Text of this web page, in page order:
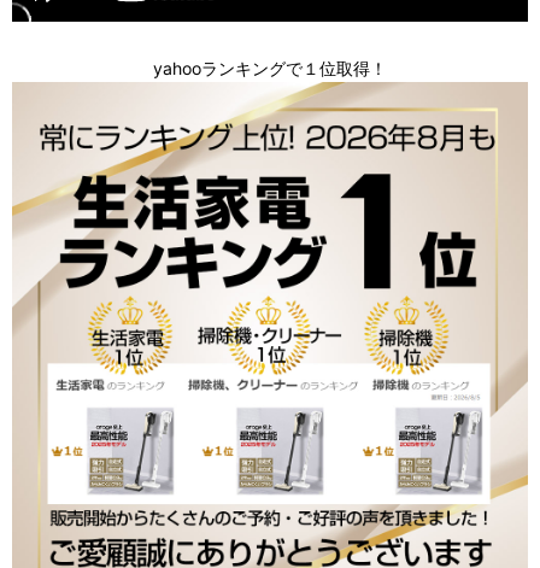
yahooランキングで１位取得！